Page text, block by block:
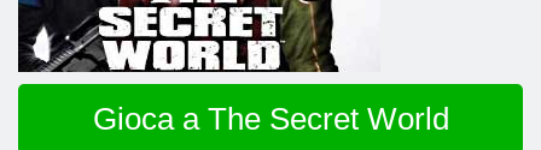
Gioca a The Secret World